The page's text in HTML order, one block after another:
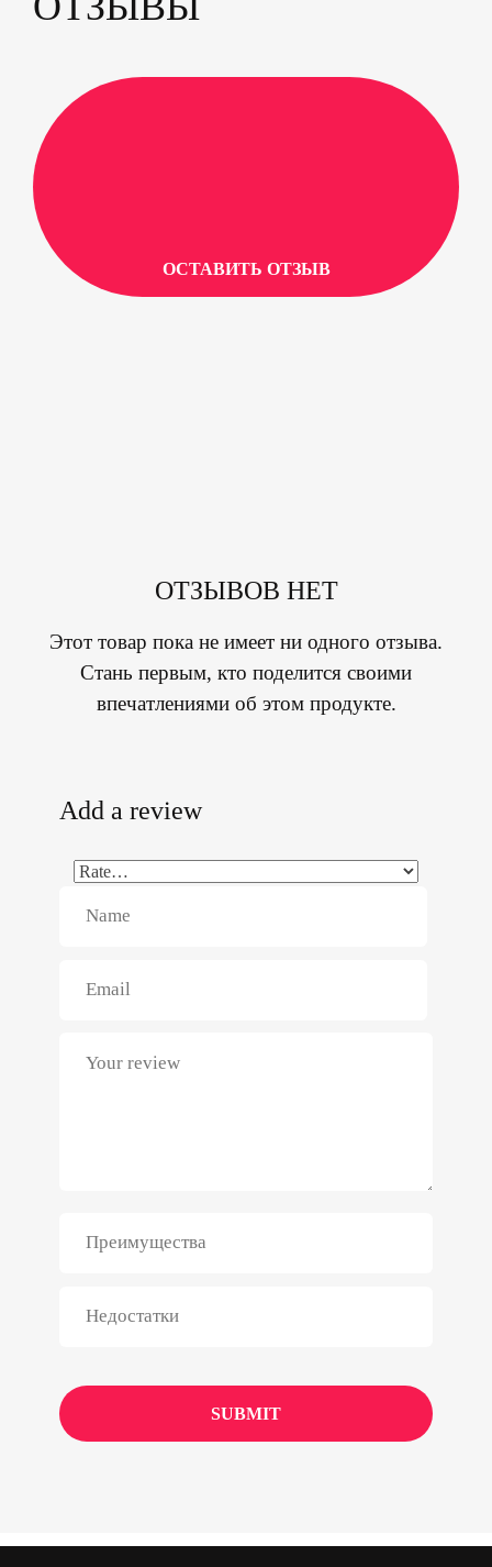
Ion и комплектуются полным пакетом
ОСТАВИТЬ ОТЗЫВ
ОТЗЫВОВ НЕТ
Этот товар пока не имеет ни одного отзыва.
Стань первым, кто поделится своими
впечатлениями об этом продукте.
Add a review